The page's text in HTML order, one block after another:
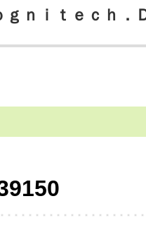
ｇｎｉｔｅｃｈ．